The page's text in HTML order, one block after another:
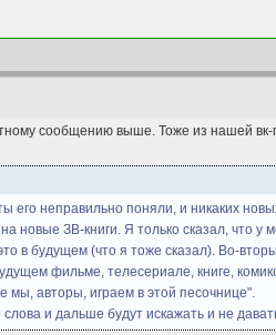
сообщению выше. Тоже из нашей вк-
его неправильно поняли, и никаких
новые ЗВ-книги. Я только сказал,
в будущем (что я тоже сказал). Во-
фильме, телесериале, книге,
мы, авторы, играем в этой песочнице".
слова и дальше будут искажать и не